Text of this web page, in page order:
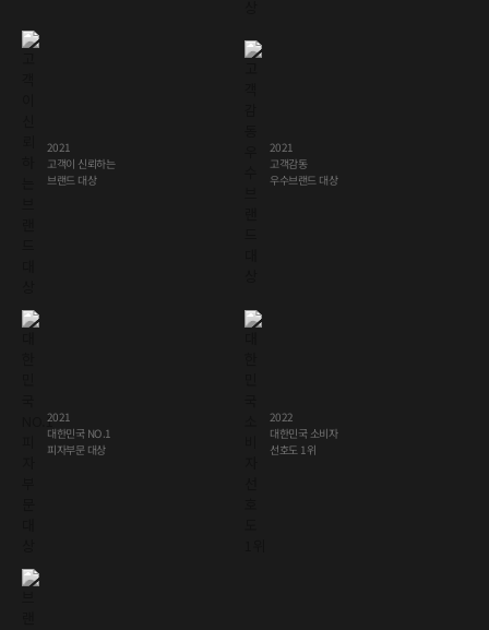
2021
고객이 신뢰하는
브랜드 대상
2021
고객감동
우수브랜드 대상
2021
대한민국 NO.1
피자부문 대상
2022
대한민국 소비자
선호도 1위